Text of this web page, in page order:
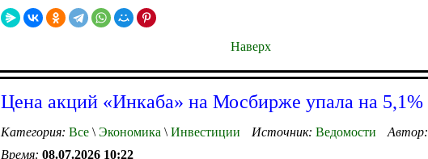
Наверх
Цена акций «Инкаба» на Мосбирже упала на 5,1%
Категория: Все \ Экономика \ Инвестиции Источник: Ведомости Автор:
Время: 08.07.2026 10:22